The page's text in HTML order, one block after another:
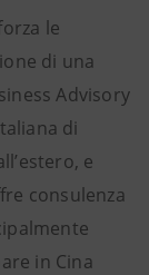
le
di una
Advisory
di
e
consulenza
in Cina